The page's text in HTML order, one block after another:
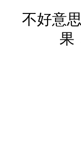
不好意
果